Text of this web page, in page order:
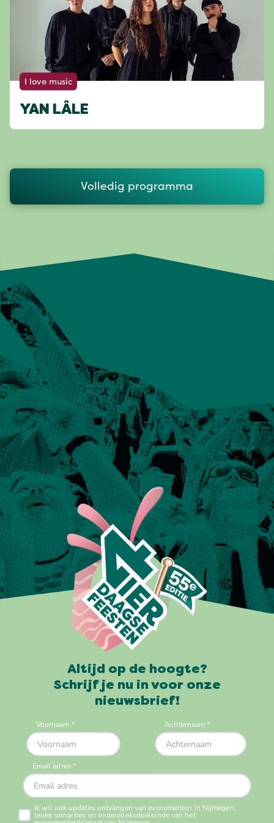
I love music
YAN LÂLE
Volledig programma
Altijd op de hoogte?
Schrijf je nu in voor onze
nieuwsbrief!